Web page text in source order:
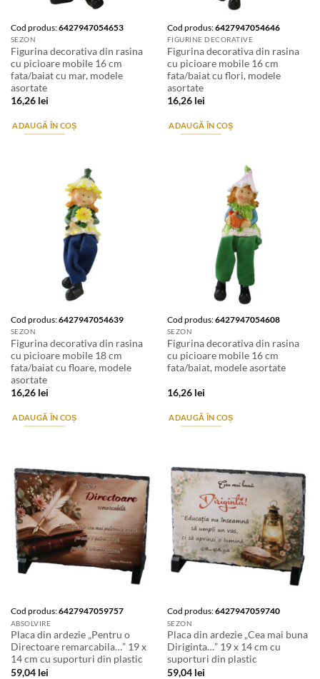
Cod produs:6427947054653
SEZON
Figurina decorativa din rasina
cu picioare mobile 16 cm
fata/baiat cu mar, modele
asortate
16,26 lei
ADAUGĂ ÎN COȘ
Cod produs:6427947054646
FIGURINE DECORATIVE
Figurina decorativa din rasina
cu picioare mobile 16 cm
fata/baiat cu flori, modele
asortate
16,26 lei
ADAUGĂ ÎN COȘ
Cod produs:6427947054639
SEZON
Figurina decorativa din rasina
cu picioare mobile 18 cm
fata/baiat cu floare, modele
asortate
16,26 lei
ADAUGĂ ÎN COȘ
Cod produs:6427947054608
SEZON
Figurina decorativa din rasina
cu picioare mobile 16 cm
fata/baiat, modele asortate
16,26 lei
ADAUGĂ ÎN COȘ
Cod produs:6427947059757
ABSOLVIRE
Placa din ardezie „Pentru o
Directoare remarcabila…” 19 x
14 cm cu suporturi din plastic
59,04 lei
Cod produs:6427947059740
SEZON
Placa din ardezie „Cea mai buna
Diriginta…” 19 x 14 cm cu
suporturi din plastic
59,04 lei